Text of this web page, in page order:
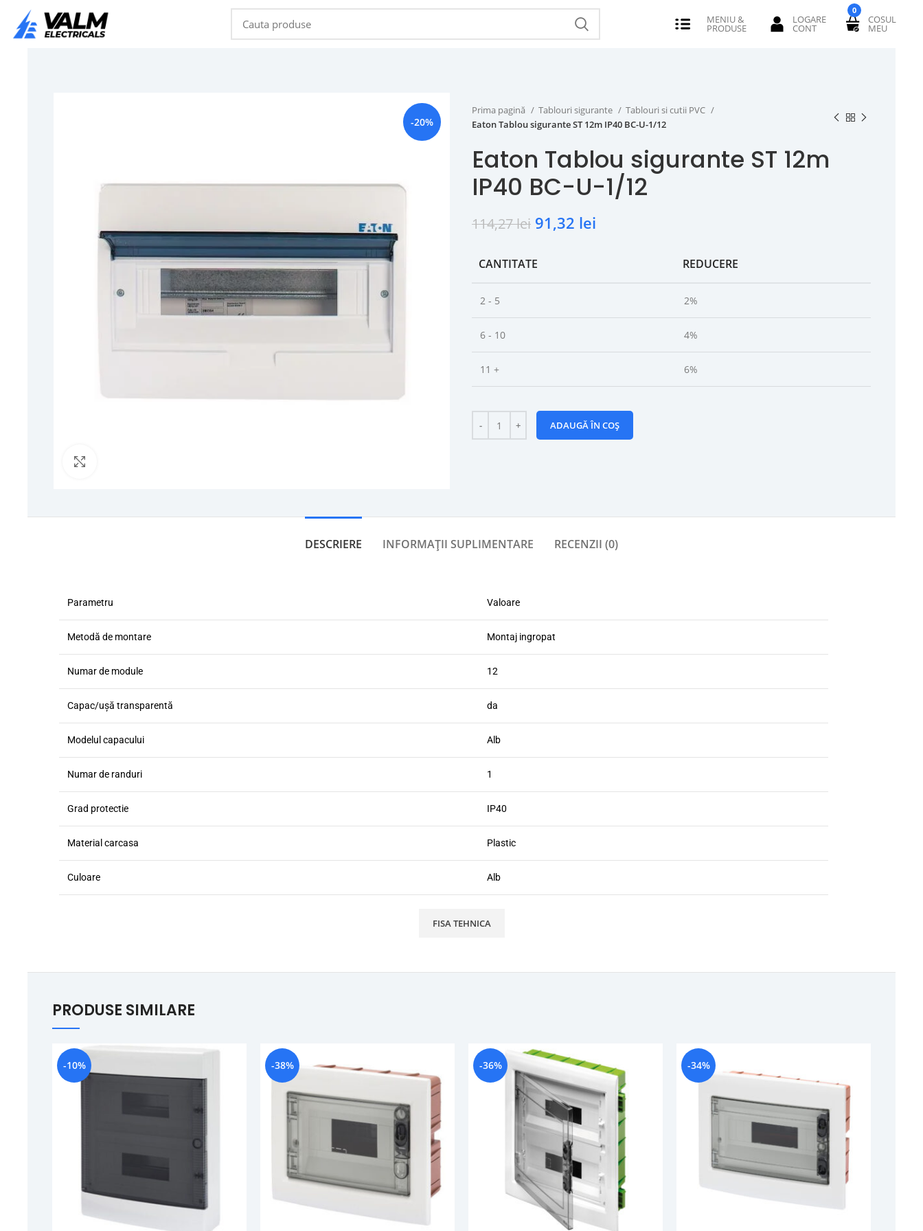
0
-20%
Prima pagină Tablouri sigurante
Tablouri si cutii PVC
Eaton Tablou sigurante ST 12m IP40 BC-U-1/12
Eaton Tablou sigurante ST 12m
IP40 BC-U-1/12
114,27lei 91,32 lei
CANTITATE REDUCERE
2 - 5 2%
6 - 10 4%
11 + 6%
ADAUGĂ ÎN COȘ
DESCRIERE INFORMAȚII SUPLIMENTARE RECENZII (0)
Parametru Valoare
Metodă de montare Montaj ingropat
Numar de module 12
Capac/ușă transparentă da
Modelul capacului Alb
Numar de randuri 1
Grad protectie IP40
Material carcasa Plastic
Culoare Alb
FISA TEHNICA
PRODUSE SIMILARE
-10% -38% -36% -34%